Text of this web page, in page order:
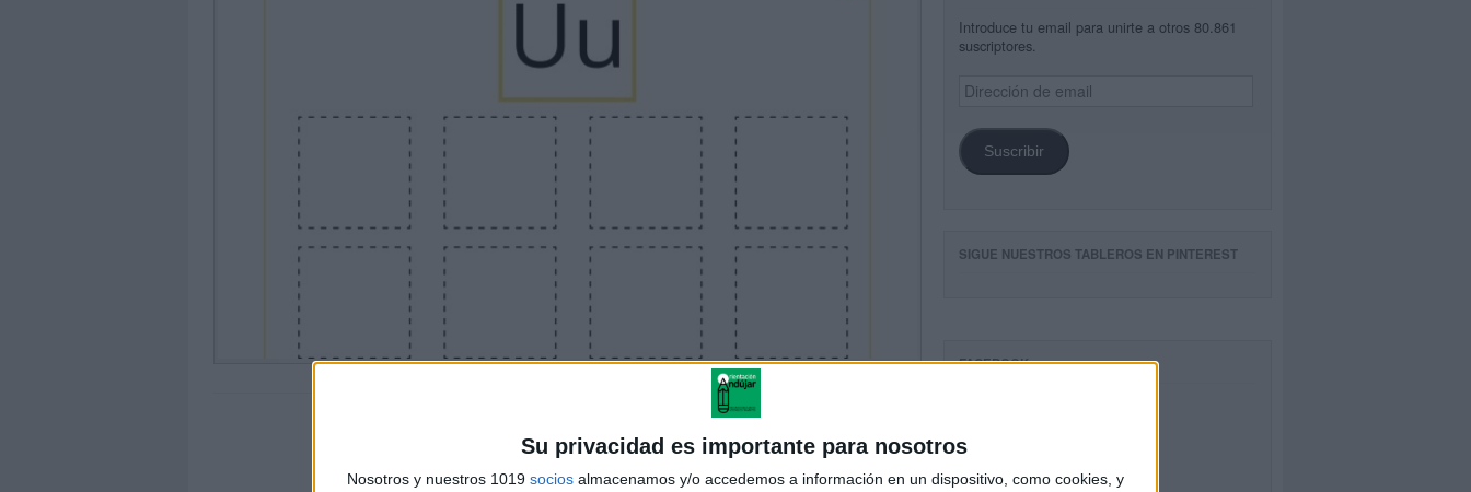
Su privacidad es importante para nosotros
Nosotros y nuestros 1019 socios almacenamos y/o accedemos a información en un dispositivo, como cookies, y
Introduce tu email para unirte a otros 80.861
suscriptores.
Dirección
de
Suscribir
SIGUE NUESTROS TABLEROS EN PINTEREST
FACEBOOK